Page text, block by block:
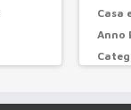
Casa
Anno